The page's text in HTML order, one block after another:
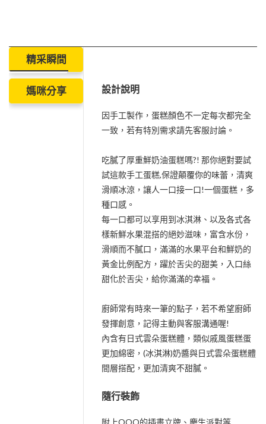
精采瞬間
媽咪分享 設計說明
因手工製作，蛋糕顏色不一定每次都完全
一致，若有特別需求請先客服討論。
吃膩了厚重鮮奶油蛋糕嗎?! 那你絕對要試
試這款手工蛋糕,保證顛覆你的味蕾，清爽
滑順冰涼，讓人一口接一口!一個蛋糕，多
種口感。
每一口都可以享用到冰淇淋、以及各式各
樣新鮮水果混搭的絕妙滋味，富含水份，
滑順而不膩口，滿滿的水果平台和鮮奶的
黃金比例配方，躍於舌尖的甜美，入口絲
甜化於舌尖，給你滿滿的幸福。
廚師常有時來一筆的點子，若不希望廚師
發揮創意，記得主動與客服溝通喔!
內含有日式雲朵蛋糕體，類似戚風蛋糕蛋
更加綿密，(冰淇淋)奶醬與日式雲朵蛋糕體
間層搭配，更加清爽不甜膩。
隨行裝飾
附上OOO的插畫立牌、慶生派對等